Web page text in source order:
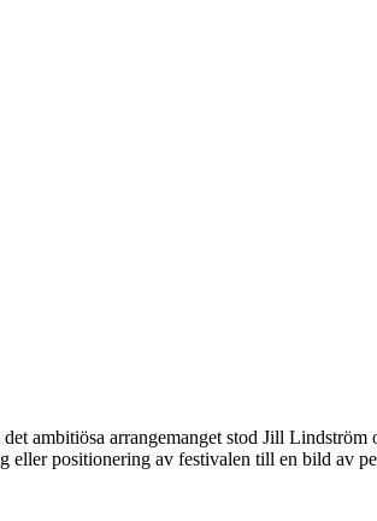
ambitiösa arrangemanget stod Jill
positionering av festivalen till en bild av